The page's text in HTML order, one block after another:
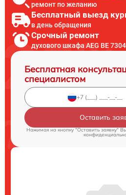
ремонт по желанию
Бесплатный выезд
в день обращения
Срочный ремонт
духового шкафа AEG BE
Бесплатная
специалистом
Оставить
Нажимая на кнопку "Оставить заявку"